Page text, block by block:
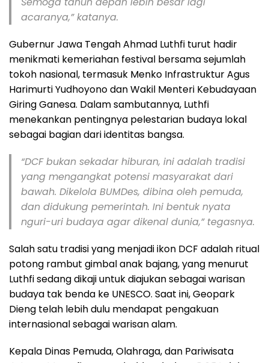
acaranya,” katanya.
Gubernur Jawa Tengah Ahmad Luthfi turut hadir
menikmati kemeriahan festival bersama sejumlah
tokoh nasional, termasuk Menko Infrastruktur Agus
Harimurti Yudhoyono dan Wakil Menteri Kebudayaan
Giring Ganesa. Dalam sambutannya, Luthfi
menekankan pentingnya pelestarian budaya lokal
sebagai bagian dari identitas bangsa.
“DCF bukan sekadar hiburan, ini adalah tradisi
yang mengangkat potensi masyarakat dari
bawah. Dikelola BUMDes, dibina oleh pemuda,
dan didukung pemerintah. Ini bentuk nyata
nguri-uri budaya agar dikenal dunia,” tegasnya.
Salah satu tradisi yang menjadi ikon DCF adalah ritual
potong rambut gimbal anak bajang, yang menurut
Luthfi sedang dikaji untuk diajukan sebagai warisan
budaya tak benda ke UNESCO. Saat ini, Geopark
Dieng telah lebih dulu mendapat pengakuan
internasional sebagai warisan alam.
Kepala Dinas Pemuda, Olahraga, dan Pariwisata